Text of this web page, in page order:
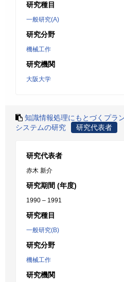
研究種目
一般研究(A)
研究分野
機械工作
研究機関
大阪大学
知識情報処理にもとづくプラ
システムの研究
研究代表者
研究代表者
赤木 新介
研究期間 (年度)
1990 – 1991
研究種目
一般研究(B)
研究分野
機械工作
研究機関